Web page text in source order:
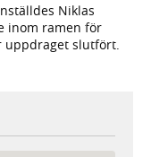
Niklas
inom ramen för
slutfört.